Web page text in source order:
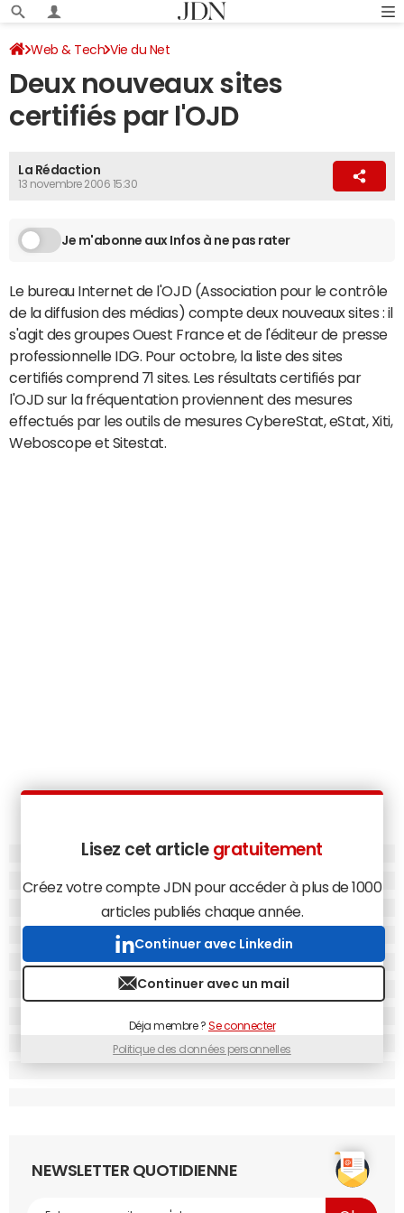
Web & Tech Vie du Net
Deux nouveaux sites
certifiés par l'OJD
La Rédaction
13 novembre 2006 15:30
Je m'abonne aux Infos à ne pas rater
Le bureau Internet de l'OJD (Association pour le contrôle
de la diffusion des médias) compte deux nouveaux sites : il
s'agit des groupes Ouest France et de l'éditeur de presse
professionnelle IDG. Pour octobre, la liste des sites
certifiés comprend 71 sites. Les résultats certifiés par
l'OJD sur la fréquentation proviennent des mesures
effectués par les outils de mesures CybereStat, eStat, Xiti,
Weboscope et Sitestat.
Lisez cet article gratuitement
Créez votre compte JDN pour accéder à plus de 1000
articles publiés chaque année.
Continuer avec Linkedin
Continuer avec un mail
Déja membre ?Se connecter
Politique des données personnelles
NEWSLETTER QUOTIDIENNE